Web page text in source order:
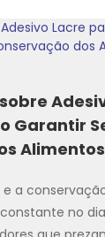
Garantir
Alimentos
a
no